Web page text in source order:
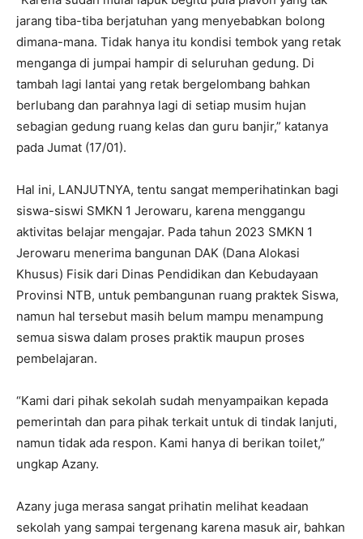
jarang tiba-tiba berjatuhan yang menyebabkan bolong
dimana-mana. Tidak hanya itu kondisi tembok yang retak
menganga di jumpai hampir di seluruhan gedung. Di
tambah lagi lantai yang retak bergelombang bahkan
berlubang dan parahnya lagi di setiap musim hujan
sebagian gedung ruang kelas dan guru banjir,” katanya
pada Jumat (17/01).
Hal ini, LANJUTNYA, tentu sangat memperihatinkan bagi
siswa-siswi SMKN 1 Jerowaru, karena menggangu
aktivitas belajar mengajar. Pada tahun 2023 SMKN 1
Jerowaru menerima bangunan DAK (Dana Alokasi
Khusus) Fisik dari Dinas Pendidikan dan Kebudayaan
Provinsi NTB, untuk pembangunan ruang praktek Siswa,
namun hal tersebut masih belum mampu menampung
semua siswa dalam proses praktik maupun proses
pembelajaran.
“Kami dari pihak sekolah sudah menyampaikan kepada
pemerintah dan para pihak terkait untuk di tindak lanjuti,
namun tidak ada respon. Kami hanya di berikan toilet,”
ungkap Azany.
Azany juga merasa sangat prihatin melihat keadaan
sekolah yang sampai tergenang karena masuk air, bahkan